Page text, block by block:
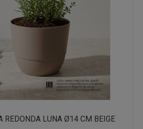
REDONDA LUNA Ø14 CM BEIGE